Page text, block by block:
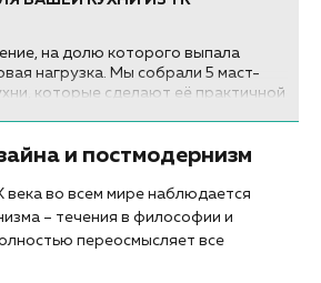
на долю которого выпала
нагрузка. Мы собрали 5 маст-
которые сделают её практичной
и постмодернизм
века во всем мире наблюдается
– течения в философии и
переосмысляет все